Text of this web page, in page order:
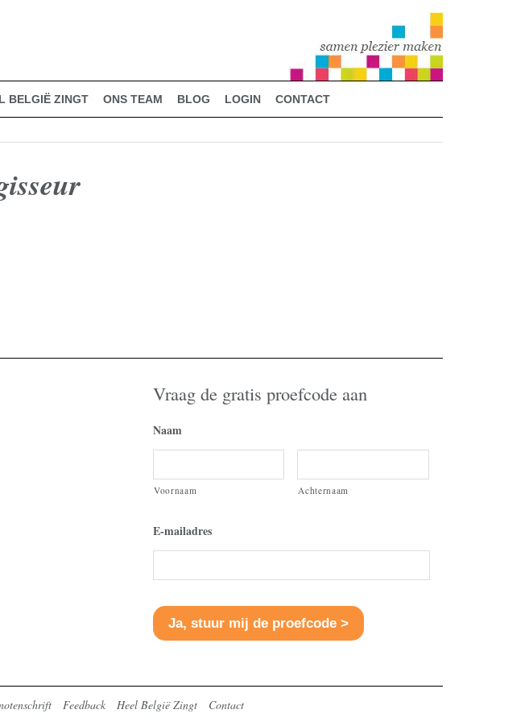
BELGIË ZINGT ONS TEAM BLOG LOGIN CONTACT
Vraag de gratis proefcode aan
Naam
Voornaam Achternaam
E-mailadres
Feedback Heel België Zingt Contact